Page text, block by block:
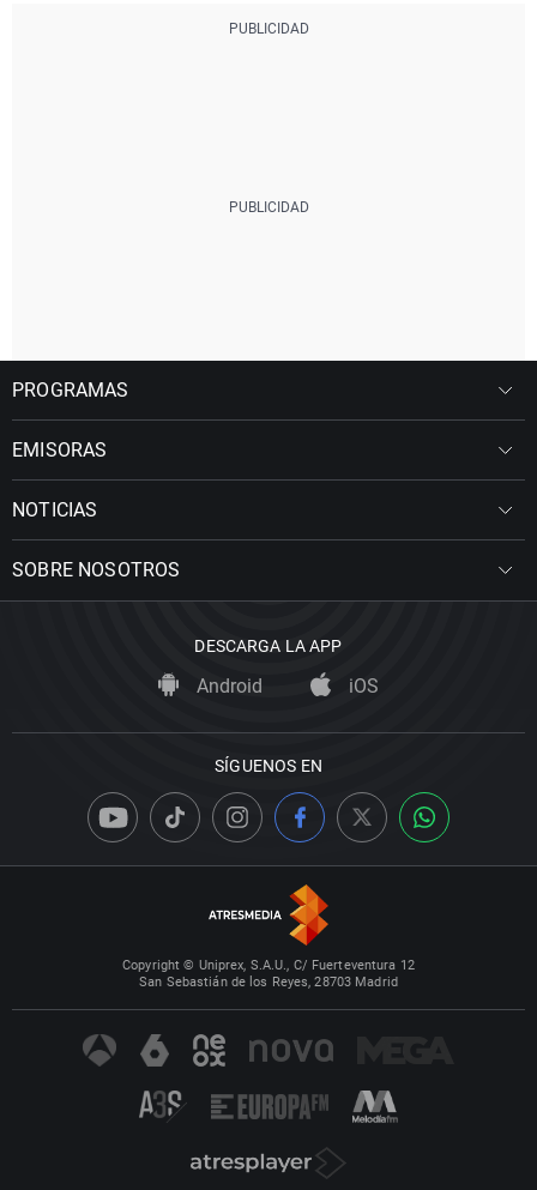
PROGRAMAS
EMISORAS
NOTICIAS
SOBRE NOSOTROS
DESCARGA LA APP
Android iOS
SÍGUENOS EN
Copyright © Uniprex, S.A.U., C/ Fuerteventura 12
San Sebastián de los Reyes, 28703 Madrid